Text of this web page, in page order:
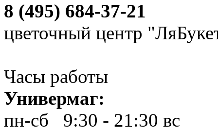
8 (495) 684-37-21
цветочный центр
Часы работы
Универмаг:
пн-сб 9:30 - 21:30 вс